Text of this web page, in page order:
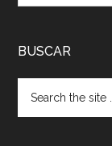
BUSCAR